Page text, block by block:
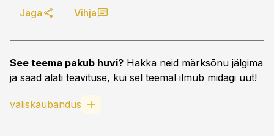
Jaga Vihja
See teema pakub huvi? Hakka neid märksõnu jälgima
ja saad alati teavituse, kui sel teemal ilmub midagi uut!
väliskaubandus